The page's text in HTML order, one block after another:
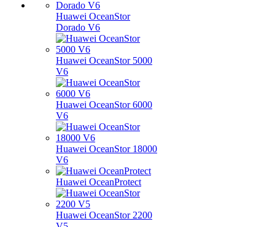
Huawei OceanStor
Dorado V6
Huawei OceanStor 5000
V6
Huawei OceanStor 6000
V6
Huawei OceanStor 18000
V6
Huawei OceanProtect
Huawei OceanStor 2200